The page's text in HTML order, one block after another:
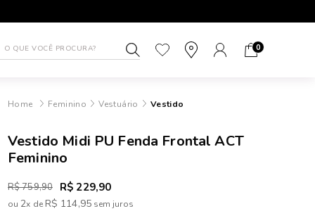
0
Feminino Vestuário Vestido
Vestido Midi PU Fenda Frontal ACT
Feminino
R$ 759,90 R$ 229,90
ou 2x deR$ 114,95